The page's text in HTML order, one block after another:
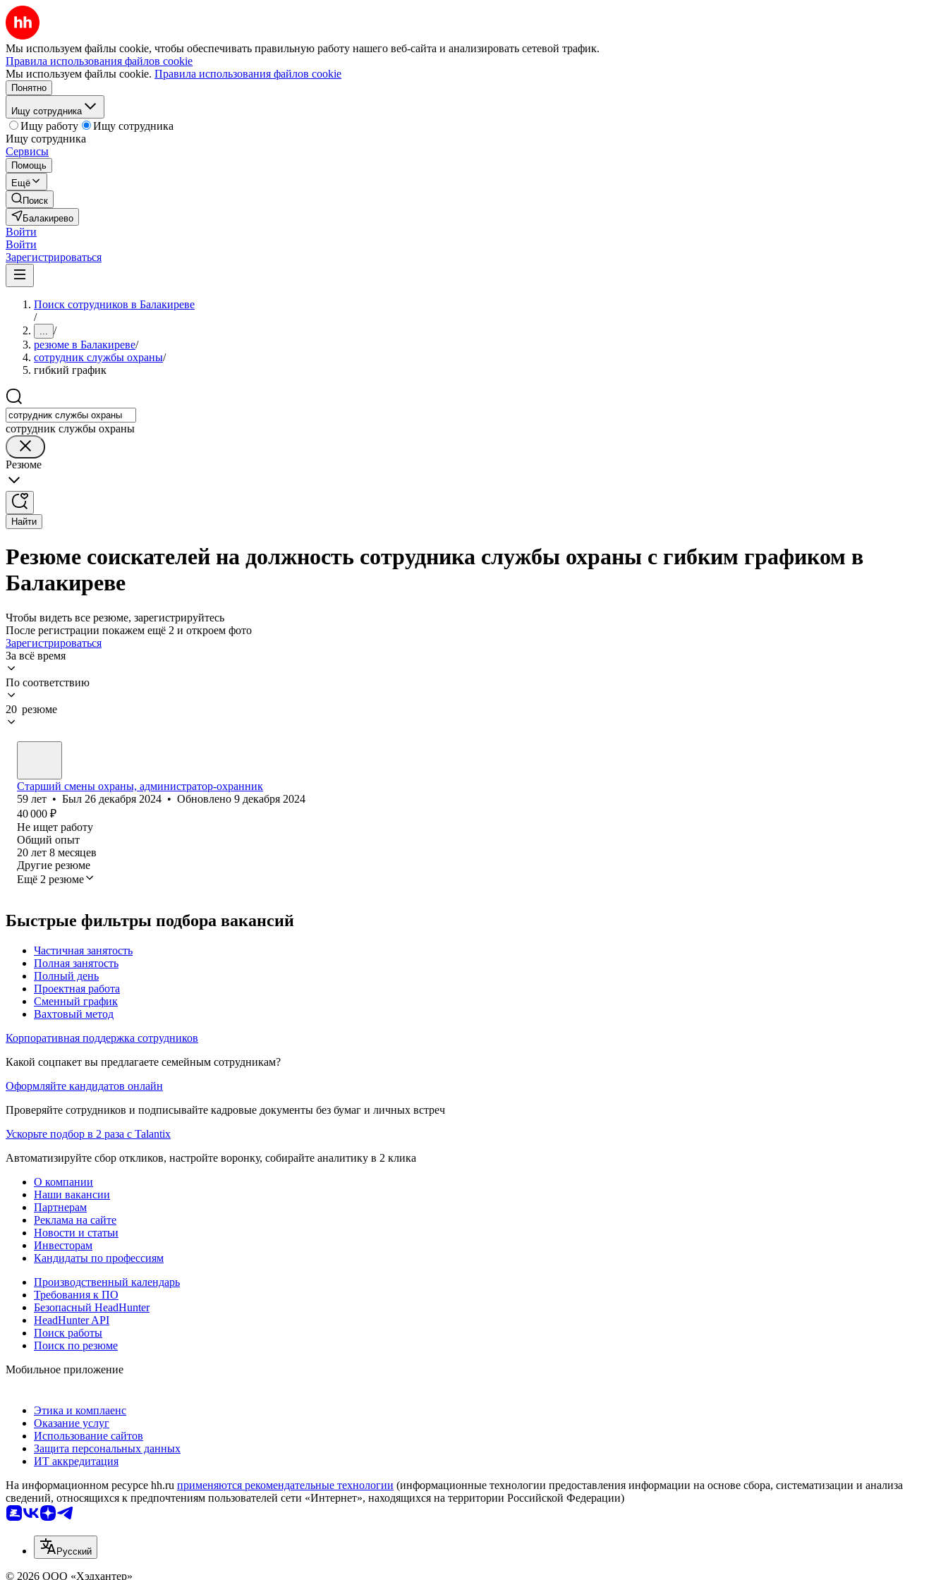
Мы используем файлы cookie, чтобы обеспечивать правильную работу нашего веб-сайта и анализировать сетевой трафик.
Правила использования файлов cookie
Мы используем файлы cookie. Правила использования файлов cookie
Понятно
Ищу сотрудника
Ищу работу
Ищу сотрудника
Ищу сотрудника
Сервисы
Помощь
Ещё
Поиск
Балакирево
Войти
Войти
Зарегистрироваться
Поиск сотрудников в Балакиреве
/
... /
резюме в Балакиреве/
сотрудник службы охраны/
гибкий график
сотрудник службы охраны
Резюме
Найти
Резюме соискателей на должность сотрудника службы охраны с гибким графиком в
Балакиреве
Чтобы видеть все резюме, зарегистрируйтесь
После регистрации покажем ещё 2 и откроем фото
Зарегистрироваться
За всё время
По соответствию
20 резюме
Старший смены охраны, администратор-охранник
59 лет • Был 26 декабря 2024 • Обновлено 9 декабря 2024
40 000 ₽
Не ищет работу
Общий опыт
20 лет 8 месяцев
Другие резюме
Ещё 2 резюме
Быстрые фильтры подбора вакансий
Частичная занятость
Полная занятость
Полный день
Проектная работа
Сменный график
Вахтовый метод
Корпоративная поддержка сотрудников
Какой соцпакет вы предлагаете семейным сотрудникам?
Оформляйте кандидатов онлайн
Проверяйте сотрудников и подписывайте кадровые документы без бумаг и личных встреч
Ускорьте подбор в 2 раза с Talantix
Автоматизируйте сбор откликов, настройте воронку, собирайте аналитику в 2 клика
О компании
Наши вакансии
Партнерам
Реклама на сайте
Новости и статьи
Инвесторам
Кандидаты по профессиям
Производственный календарь
Требования к ПО
Безопасный HeadHunter
HeadHunter API
Поиск работы
Поиск по резюме
Мобильное приложение
Этика и комплаенс
Оказание услуг
Использование сайтов
Защита персональных данных
ИТ аккредитация
На информационном ресурсе hh.ru применяются рекомендательные технологии (информационные технологии предоставления информации на основе сбора, систематизации и анализа
сведений, относящихся к предпочтениям пользователей сети «Интернет», находящихся на территории Российской Федерации)
Русский
© 2026 ООО «Хэдхантер»